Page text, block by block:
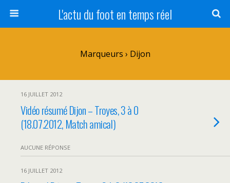
L'actu du foot en temps réel
Marqueurs › Dijon
16 JUILLET 2012
Vidéo résumé Dijon – Troyes, 3 à 0
(18.07.2012, Match amical)
AUCUNE RÉPONSE
16 JUILLET 2012